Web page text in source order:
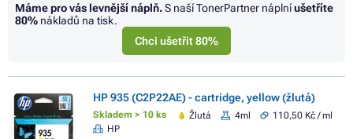
Máme pro vás levnější náplň.S naší TonerPartner náplníušetříte
80% nákladů na tisk.
Chci ušetřit 80%
HP 935 (C2P22AE) - cartridge, yellow (žlutá)
Skladem > 10 ks Žlutá 4ml
110,50 Kč / ml
HP